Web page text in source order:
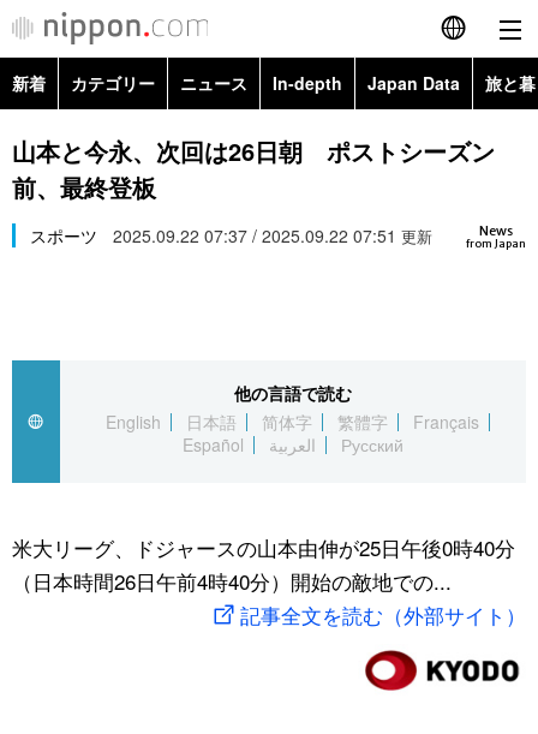
English
简体字
Русский
カテゴリー
経済・ビジネス
国際
文化
トップ
アーカイブ
In-depth
Japan Data
動画/Live
新着 カテゴリー ニュース In-depth Japan Data 旅と
政治・外交
経済・ビジネス
スポーツ・東京2020
Topics
山本と今永、次回は26日朝 ポストシーズン
前、最終登板
News
from Japan
スポーツ 2025.09.22 07:37 / 2025.09.22 07:51 更新
他の言語で読む
English
日本語 简体字 繁體字
Français
Español
العربية Русский
米大リーグ、ドジャースの山本由伸が25日午後0時40分
（日本時間26日午前4時40分）開始の敵地での...
記事全文を読む（外部サイト）